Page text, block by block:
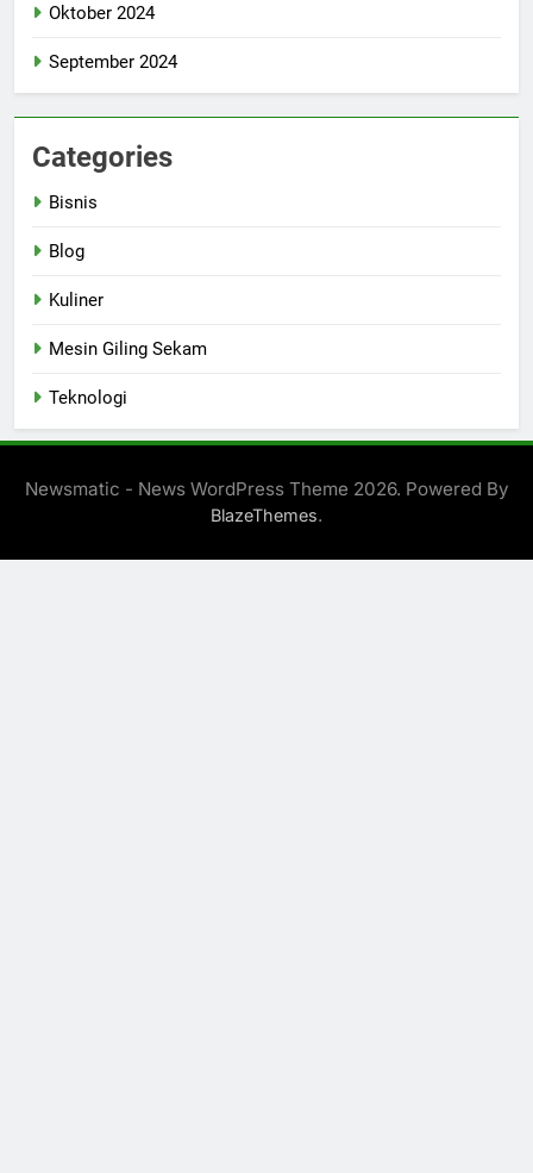
Oktober 2024
September 2024
Categories
Bisnis
Blog
Kuliner
Mesin Giling Sekam
Teknologi
Newsmatic - News WordPress Theme 2026. Powered By
BlazeThemes.